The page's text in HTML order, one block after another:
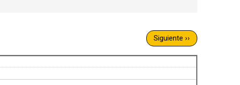
Siguiente ››